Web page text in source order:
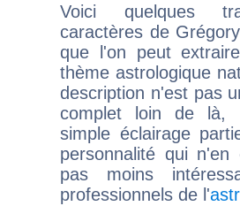
Voici quelques
caractères de
que l'on peut
thème astrologique
description n'est pas
complet loin de là,
simple éclairage
personnalité qui n'en
pas moins
professionnels de l'